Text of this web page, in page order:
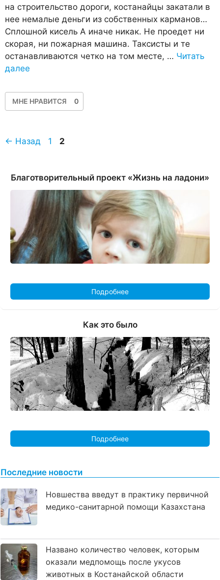
на строительство дороги, костанайцы закатали в
нее немалые деньги из собственных карманов…
Сплошной кисель А иначе никак. Не проедет ни
скорая, ни пожарная машина. Таксисты и те
останавливаются четко на том месте, … Читать
далее
МНЕ НРАВИТСЯ 0
← Назад Страница
1 Страница
2
Благотворительный проект «Жизнь на ладони»
Подробнее
Как это было
Подробнее
Последние новости
Новшества введут в практику первичной
медико-санитарной помощи Казахстана
Названо количество человек, которым
оказали медпомощь после укусов
животных в Костанайской области